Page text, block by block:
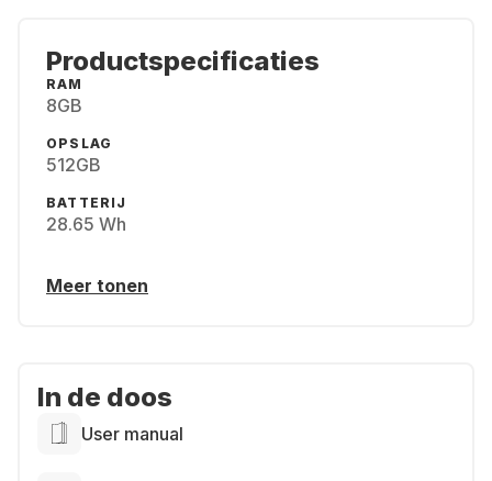
Productspecificaties
RAM
8GB
OPSLAG
512GB
BATTERIJ
28.65 Wh
Meer tonen
In de doos
User manual